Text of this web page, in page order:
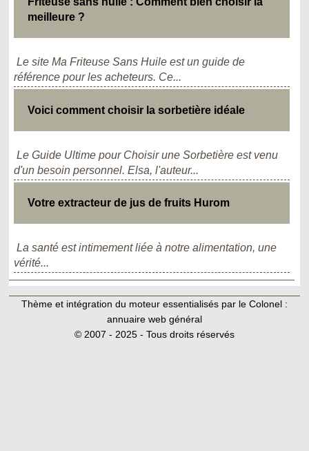
meilleure ?
Le site Ma Friteuse Sans Huile est un guide de
référence pour les acheteurs. Ce...
Voici comment choisir la sorbetière idéale
Le Guide Ultime pour Choisir une Sorbetière est venu
d'un besoin personnel. Elsa, l'auteur...
Votre extracteur de jus de fruits Hurom
La santé est intimement liée à notre alimentation, une
vérité...
Thème et intégration du moteur essentialisés par le Colonel :
annuaire web général
© 2007 - 2025 - Tous droits réservés